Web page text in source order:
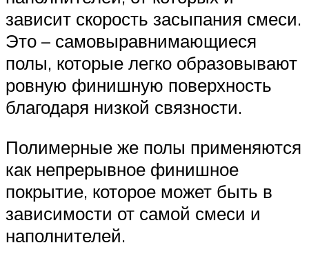
зависит скорость засыпания смеси.
Это – самовыравнимающиеся
полы, которые легко образовывают
ровную финишную поверхность
благодаря низкой связности.
Полимерные же полы применяются
как непрерывное финишное
покрытие, которое может быть в
зависимости от самой смеси и
наполнителей.